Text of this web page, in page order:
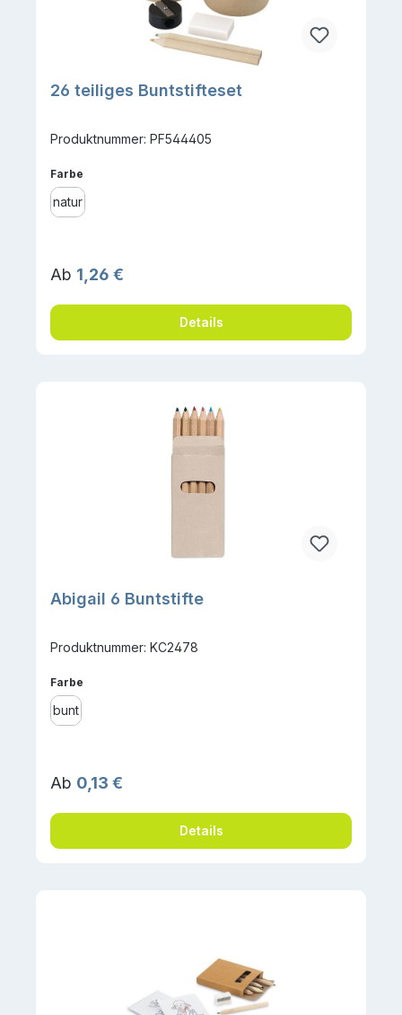
26 teiliges Buntstifteset
Produktnummer: PF544405
Farbe
natur
Regulärer Preis:
Ab 1,26 €
Details
Abigail 6 Buntstifte
Produktnummer: KC2478
Farbe
bunt
Regulärer Preis:
Ab 0,13 €
Details